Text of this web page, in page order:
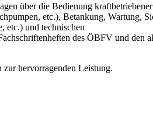
über die Bedienung
etc.), Betankung, Wartung,
etc.) und technischen
des ÖBFV und den
zur hervorragenden Leistung.